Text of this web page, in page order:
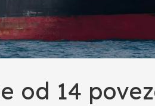
od 14